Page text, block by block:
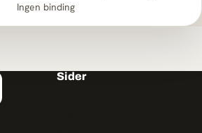
Ingen binding
Sider